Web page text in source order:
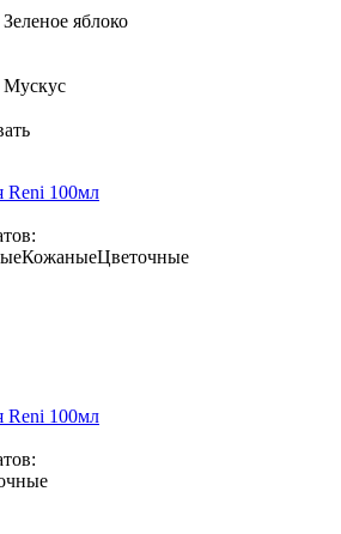
Зеленое яблоко
Мускус
Reni 100мл
КожаныеЦветочные
Reni 100мл